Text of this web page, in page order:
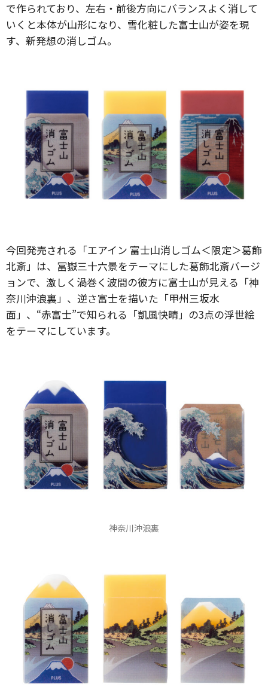
で作られており、左右・前後方向にバランスよく消して
いくと本体が山形になり、雪化粧した富士山が姿を現
す、新発想の消しゴム。
今回発売される「エアイン 富士山消しゴム＜限定＞葛飾
北斎」は、冨嶽三十六景をテーマにした葛飾北斎バージ
ョンで、激しく渦巻く波間の彼方に富士山が見える「神
奈川沖浪裏」、逆さ富士を描いた「甲州三坂水
面」、“赤富士”で知られる「凱風快晴」の3点の浮世絵
をテーマにしています。
神奈川沖浪裏